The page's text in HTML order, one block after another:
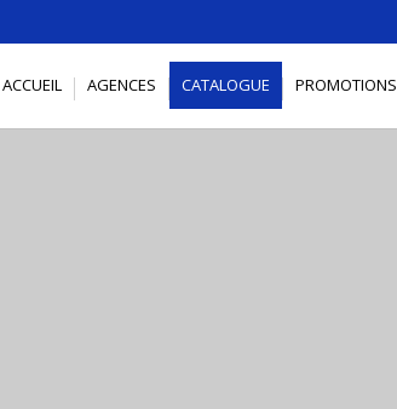
ACCUEIL AGENCES CATALOGUE PROMOTIONS